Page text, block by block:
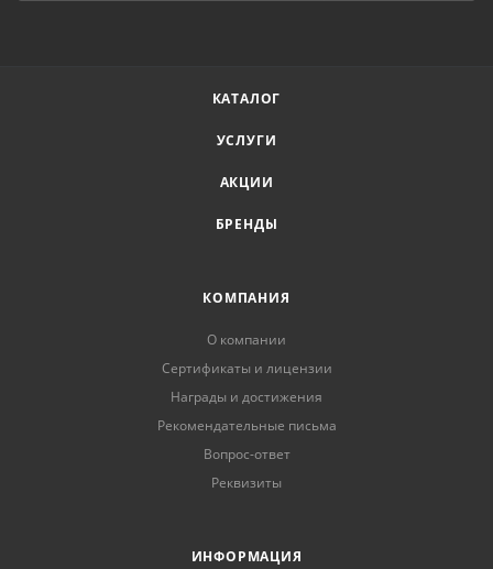
КАТАЛОГ
УСЛУГИ
АКЦИИ
БРЕНДЫ
КОМПАНИЯ
О компании
Сертификаты и лицензии
Награды и достижения
Рекомендательные письма
Вопрос-ответ
Реквизиты
ИНФОРМАЦИЯ